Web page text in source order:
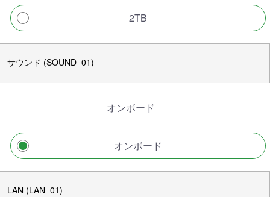
2TB
サウンド (SOUND_01)
オンボード
オンボード
LAN (LAN_01)